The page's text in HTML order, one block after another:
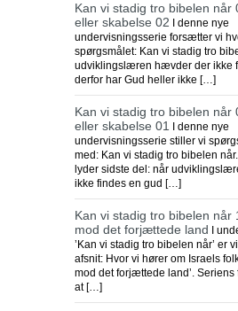
Kan vi stadig tro bibelen når
eller skabelse 02 I denne nye
undervisningsserie forsætter vi
spørgsmålet: Kan vi stadig tro
udviklingslæren hævder der ikke
derfor har Gud heller ikke […]
Kan vi stadig tro bibelen når
eller skabelse 01
I denne nye
undervisningsserie stiller vi
med: Kan vi stadig tro bibelen
lyder sidste del: når
ikke findes en gud […]
Kan vi stadig tro bibelen når
mod det forjættede land I
’Kan vi stadig tro bibelen når’ er
afsnit: Hvor vi hører om Israels
mod det forjættede land’.
at […]